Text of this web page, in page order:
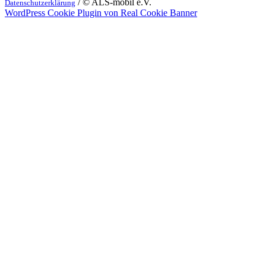
Datenschutzerklärung
WordPress Cookie Plugin von Real Cookie Banner